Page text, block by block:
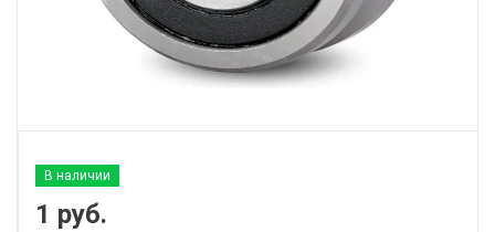
В наличии
1 руб.